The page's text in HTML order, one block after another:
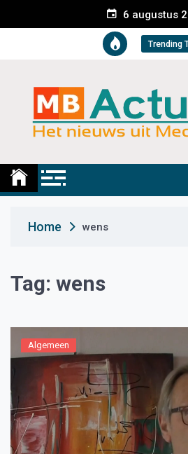
e
t
6 augustus
Trending
Medemblik
Home wens
Tag: wens
Algemeen